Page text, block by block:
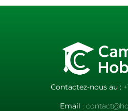
Contactez-nous au :
Email :